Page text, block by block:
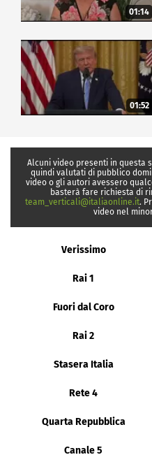
01:14
01:52
Alcuni video presenti in questa
quindi valutati di pubblico
video o gli autori avessero
basterà fare richiesta di
team_verticali@italiaonline.it.
video nel
Verissimo
Rai 1
Fuori dal Coro
Rai 2
Stasera Italia
Rete 4
Quarta Repubblica
Canale 5